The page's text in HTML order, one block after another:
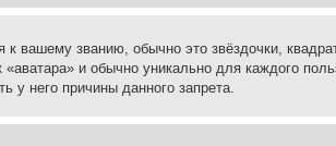
вашему званию, обычно это звёздочки,
и обычно уникально для каждого
у него причины данного запрета.